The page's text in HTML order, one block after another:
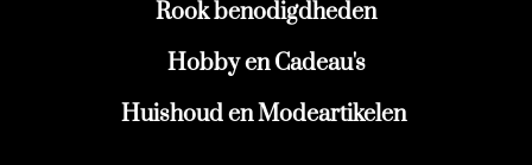
Rook benodigdheden
Hobby en Cadeau's
Huishoud en Modeartikelen